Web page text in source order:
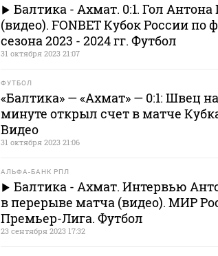
Балтика - Ахмат. 0:1. Гол
(видео). FONBET Кубок России по
сезона 2023 - 2024 гг. Футбол
31 октября 2023 21:07
ФУТБОЛ
«Балтика» — «Ахмат» — 0:1: Швец
минуте открыл счет в матче
Видео
31 октября 2023 21:06
АЛЬФА-БАНК РПЛ
Балтика - Ахмат. Интервью
в перерыве матча (видео). МИР
Премьер-Лига. Футбол
23 сентября 2023 17:32